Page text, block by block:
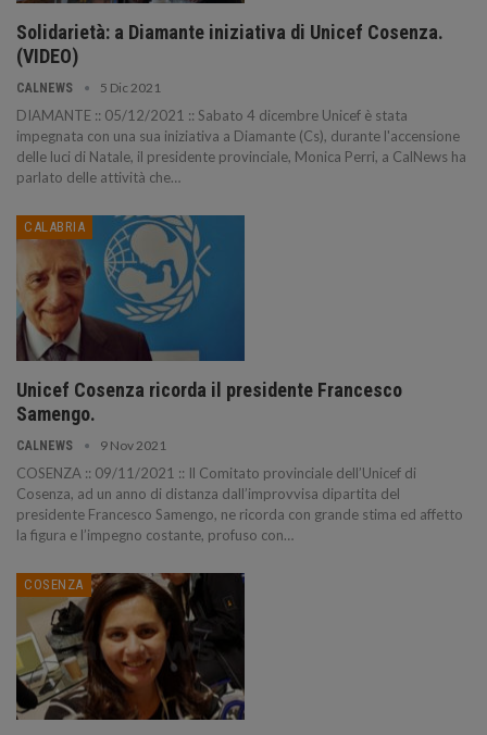
Solidarietà: a Diamante iniziativa di Unicef Cosenza.
(VIDEO)
CALNEWS 5 Dic 2021
DIAMANTE :: 05/12/2021 :: Sabato 4 dicembre Unicef è stata
impegnata con una sua iniziativa a Diamante (Cs), durante l'accensione
delle luci di Natale, il presidente provinciale, Monica Perri, a CalNews ha
parlato delle attività che…
CALABRIA
Unicef Cosenza ricorda il presidente Francesco
Samengo.
CALNEWS 9 Nov 2021
COSENZA :: 09/11/2021 :: Il Comitato provinciale dell’Unicef di
Cosenza, ad un anno di distanza dall’improvvisa dipartita del
presidente Francesco Samengo, ne ricorda con grande stima ed affetto
la figura e l’impegno costante, profuso con…
COSENZA